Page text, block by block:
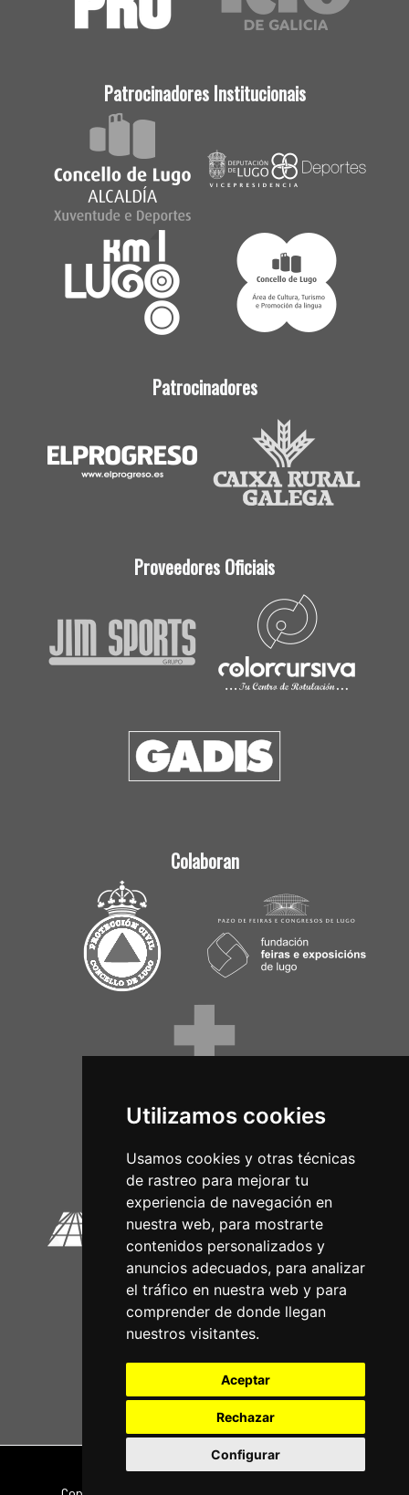
Utilizamos cookies
Usamos cookies y otras técnicas
de rastreo para mejorar tu
experiencia de navegación en
nuestra web, para mostrarte
contenidos personalizados y
anuncios adecuados, para analizar
el tráfico en nuestra web y para
comprender de donde llegan
nuestros visitantes.
Aceptar
Rechazar
Configurar
Patrocinadores Institucionais
Patrocinadores
Proveedores Oficiais
Colaboran
Circuitos Oficiais
Nota legal|Política de privacidade